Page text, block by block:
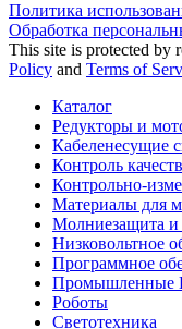
Политика
Обработка
This site is protected by
Policy and Terms of
Каталог
Редукторы и
Кабеленесущие
Контроль
Контрольно-
Материалы для
Молниезащита и
Низковольтное
Программное
Промышленные
Роботы
Светотехника